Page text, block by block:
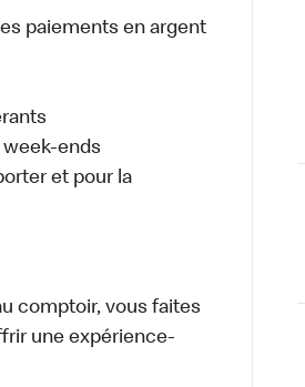
paiements en argent
week-ends
et pour la
comptoir, vous faites
une expérience-